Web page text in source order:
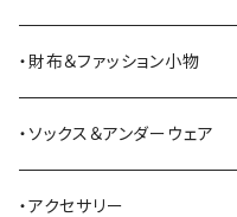
Barbour
BAYSIDE
BELSTAFF
ハーフパンツ・ショートパンツ
ヒップバッグ・ファニーパック
ブリーフケース
ツールバッグ
その他シューズ
シュー用品
・財布＆ファッション小物
・ソックス＆アンダーウェア
・アクセサリー